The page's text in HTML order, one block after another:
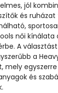
jól
és
női
A
a
mely
és